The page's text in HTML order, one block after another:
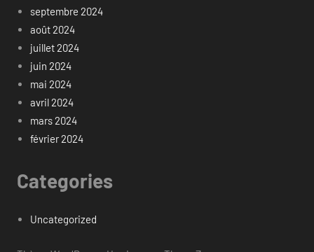
septembre 2024
août 2024
juillet 2024
juin 2024
mai 2024
avril 2024
mars 2024
février 2024
Categories
Uncategorized